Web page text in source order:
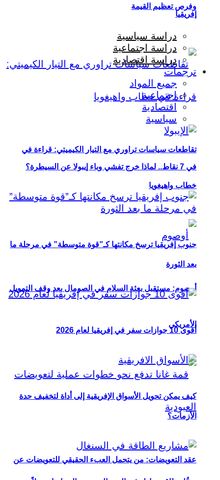
إفريقيا
تقاطعات سياسات تراوري مع التيار الكيميتي: قراءة في
خطاب واهيغويا
أوصوم: مستقبل بعثة السلام في الصومال بعد وقف التمويل
الأمريكي
عقد التعويضات: من يتحمل العبء الحقيقي للتعويضات عن
وفرص تعظيم القيمة
دراسة سياسية
دراسة اجتماعية
دراسة اقتصادية
ترجمات
جميع المواد
اجتماعية
اقتصادية
سياسية
في 7 نقاط.. لماذا خرج تفشي وباء إيبولا عن السيطرة؟
جنوب إفريقيا ترسخ مكانتها كـ”قوة متوسطة” في مرحلة ما
بعد الثورة
أقوى 10 جوازات سفر في إفريقيا لعام 2026
كيف يمكن تحويل الأسواق الإفريقية إلى أداة لتخفيف حدة
الأزمات؟